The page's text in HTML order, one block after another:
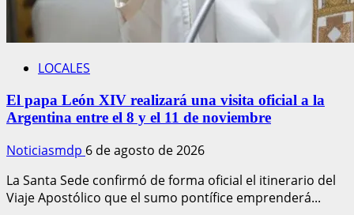
LOCALES
El papa León XIV realizará una visita oficial a la
Argentina entre el 8 y el 11 de noviembre
Noticiasmdp 6 de agosto de 2026
La Santa Sede confirmó de forma oficial el itinerario del
Viaje Apostólico que el sumo pontífice emprenderá...